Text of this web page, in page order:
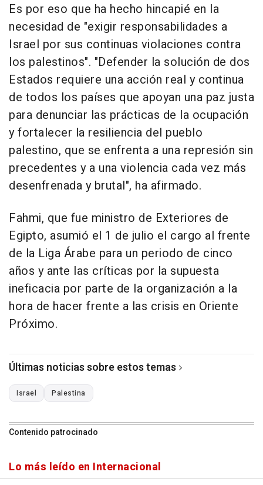
Es por eso que ha hecho hincapié en la
necesidad de "exigir responsabilidades a
Israel por sus continuas violaciones contra
los palestinos". "Defender la solución de dos
Estados requiere una acción real y continua
de todos los países que apoyan una paz justa
para denunciar las prácticas de la ocupación
y fortalecer la resiliencia del pueblo
palestino, que se enfrenta a una represión sin
precedentes y a una violencia cada vez más
desenfrenada y brutal", ha afirmado.
Fahmi, que fue ministro de Exteriores de
Egipto, asumió el 1 de julio el cargo al frente
de la Liga Árabe para un periodo de cinco
años y ante las críticas por la supuesta
ineficacia por parte de la organización a la
hora de hacer frente a las crisis en Oriente
Próximo.
Últimas noticias sobre estos temas
Israel Palestina
Contenido patrocinado
Lo más leído en Internacional